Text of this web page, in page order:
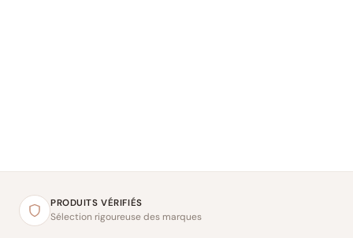
PRODUITS VÉRIFIÉS
Sélection rigoureuse des marques